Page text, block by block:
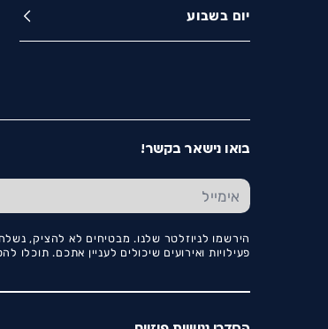
יום בשבוע
בואו נישאר בקשר!
הירשמו לניוזלטר שלנו. מבטיחים לא להציק,
פעילויות ואירועים שיכולים לעניין אתכם.